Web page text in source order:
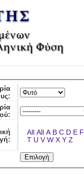
All All A B C D E F
T U V W X Y Z